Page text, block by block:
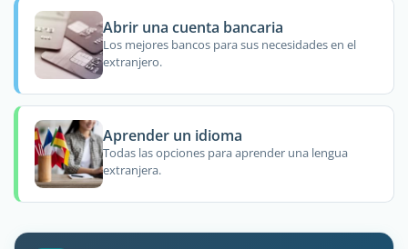
Abrir una cuenta bancaria
Los mejores bancos para sus necesidades en el
extranjero.
Aprender un idioma
Todas las opciones para aprender una lengua
extranjera.